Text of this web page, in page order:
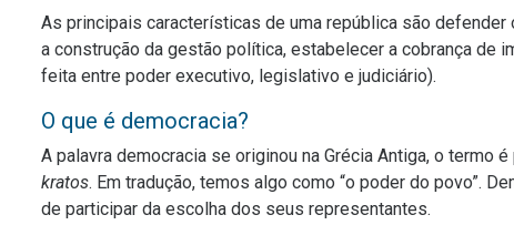
As principais características de uma república são
a construção da gestão política, estabelecer a cobrança
feita entre poder executivo, legislativo e judiciário).
O que é democracia?
A palavra democracia se originou na Grécia Antiga, o termo
kratos. Em tradução, temos algo como “o poder do povo”.
de participar da escolha dos seus representantes.